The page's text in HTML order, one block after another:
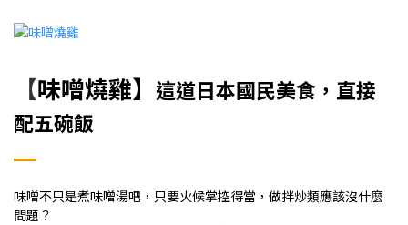
【味噌燒雞】 這道日本國民美食，直接
配五碗飯
味噌不只是煮味噌湯吧，只要火候掌控得當，做拌炒類應該沒什麼
問題？